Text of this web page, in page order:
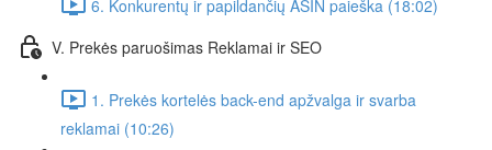
6. Konkurentų ir papildančių ASIN paieška (18:02)
V. Prekės paruošimas Reklamai ir SEO
1. Prekės kortelės back-end apžvalga ir svarba
reklamai (10:26)